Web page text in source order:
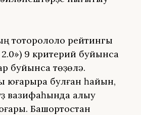
тотороҡлолоҡ рейтингы
9 критерий буйынса
буйынса төҙөлә.
юғарыраҡ булған һайын,
вазифаһында ҡалыу
Башҡортостан